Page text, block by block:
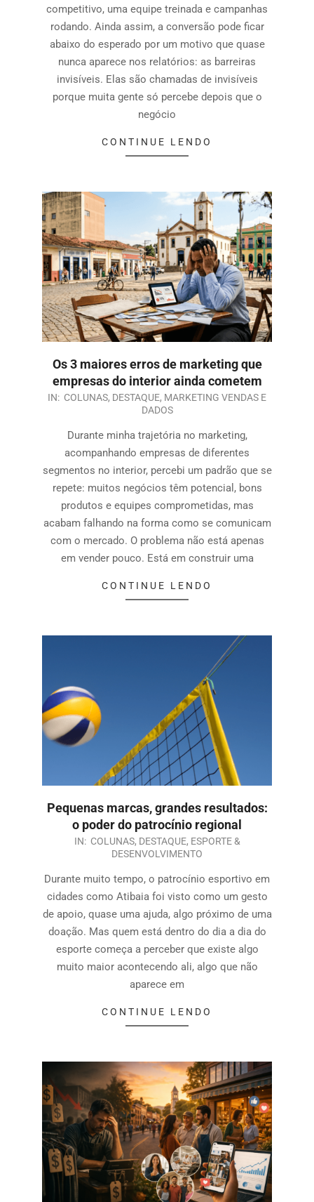
competitivo, uma equipe treinada e campanhas
rodando. Ainda assim, a conversão pode ficar
abaixo do esperado por um motivo que quase
nunca aparece nos relatórios: as barreiras
invisíveis. Elas são chamadas de invisíveis
porque muita gente só percebe depois que o
negócio
CONTINUE LENDO
Os 3 maiores erros de marketing que
empresas do interior ainda cometem
IN: COLUNAS, DESTAQUE, MARKETING VENDAS E
DADOS
Durante minha trajetória no marketing,
acompanhando empresas de diferentes
segmentos no interior, percebi um padrão que se
repete: muitos negócios têm potencial, bons
produtos e equipes comprometidas, mas
acabam falhando na forma como se comunicam
com o mercado. O problema não está apenas
em vender pouco. Está em construir uma
CONTINUE LENDO
Pequenas marcas, grandes resultados:
o poder do patrocínio regional
IN: COLUNAS, DESTAQUE, ESPORTE &
DESENVOLVIMENTO
Durante muito tempo, o patrocínio esportivo em
cidades como Atibaia foi visto como um gesto
de apoio, quase uma ajuda, algo próximo de uma
doação. Mas quem está dentro do dia a dia do
esporte começa a perceber que existe algo
muito maior acontecendo ali, algo que não
aparece em
CONTINUE LENDO